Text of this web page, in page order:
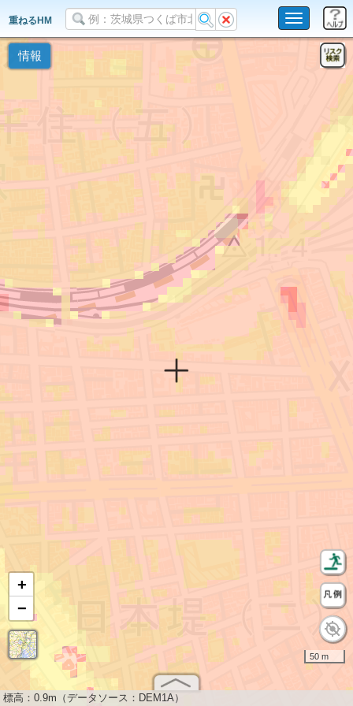
Toggle
navigation
重ねるHM
情報
+
−
50 m
標高： 0.9m（データソース：DEM1A）